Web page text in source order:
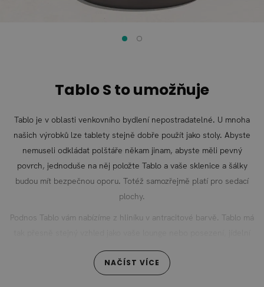
Tablo S to umožňuje
Tablo je v oblasti venkovního bydlení nepostradatelné. U mnoha
našich výrobků lze tablety stejně dobře použít jako stoly. Abyste
nemuseli odkládat polštáře někam jinam, abyste měli pevný
povrch, jednoduše na něj položte Tablo a vaše sklenice a šálky
budou mít bezpečnou oporu. Totéž samozřejmě platí pro sedací
plochy.
Podnos Tablo vám nabízíme z hliníku v antracitové barvě. Tablo má
set nebo jakýkoli jiný kus nábytku z našeho sortimentu. 3 různé
velikosti na výběr vám umožní bezpečně a bez nedostatku místa
NAČÍST VÍCE